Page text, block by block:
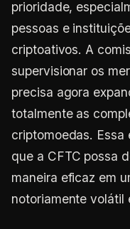
prioridade,
pessoas e
criptoativos. A
supervisionar os
precisa agora
totalmente as
criptomoedas.
que a CFTC possa
maneira eficaz em
notoriamente volátil